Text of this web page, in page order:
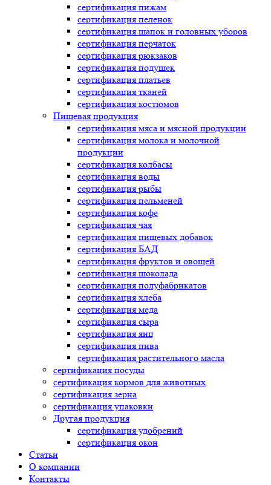
сертификация пижам
сертификация пеленок
сертификация шапок и головных уборов
сертификация перчаток
сертификация рюкзаков
сертификация подушек
сертификация платьев
сертификация тканей
сертификация костюмов
Пищевая продукция
сертификация мяса и мясной продукции
сертификация молока и молочной
продукции
сертификация колбасы
сертификация воды
сертификация рыбы
сертификация пельменей
сертификация кофе
сертификация чая
сертификация пищевых добавок
сертификация БАД
сертификация фруктов и овощей
сертификация шоколада
сертификация полуфабрикатов
сертификация хлеба
сертификация меда
сертификация сыра
сертификация яиц
сертификация пива
сертификация растительного масла
сертификация посуды
сертификация кормов для животных
сертификация зерна
сертификация упаковки
Другая продукция
сертификация удобрений
сертификация окон
Статьи
О компании
Контакты